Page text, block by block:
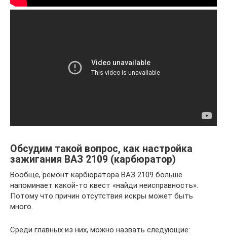
Обсудим такой вопрос, как настройка
зажигания ВАЗ 2109 (карбюратор)
Вообще, ремонт карбюратора ВАЗ 2109 больше
напоминает какой-то квест «найди неисправность».
Потому что причин отсутствия искры может быть
много.
Среди главных из них, можно назвать следующие: